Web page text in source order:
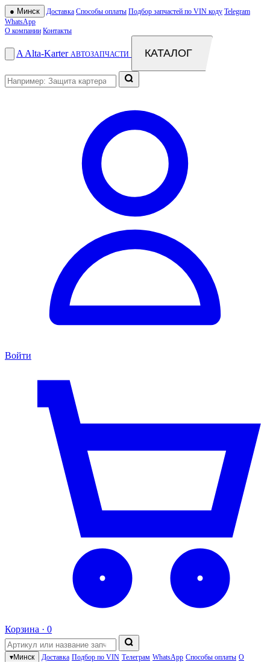
● Минск Доставка Способы оплаты Подбор запчастей по VIN коду Telegram
WhatsApp
О компании Контакты
A Alta-Karter АВТОЗАПЧАСТИ КАТАЛОГ
Войти
Корзина · 0
▾Минск Доставка Подбор по VIN Телеграм WhatsApp Способы оплаты О